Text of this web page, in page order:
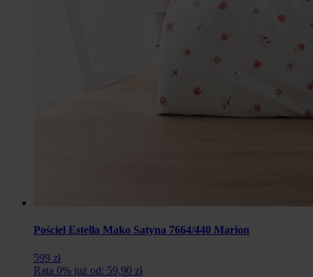
Pościel Estella Mako Satyna 7664/440 Marion
599 zł
Rata 0% już od: 59,90 zł